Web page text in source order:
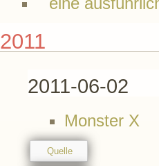
2011
2011-06-02
Monster X
Quelle